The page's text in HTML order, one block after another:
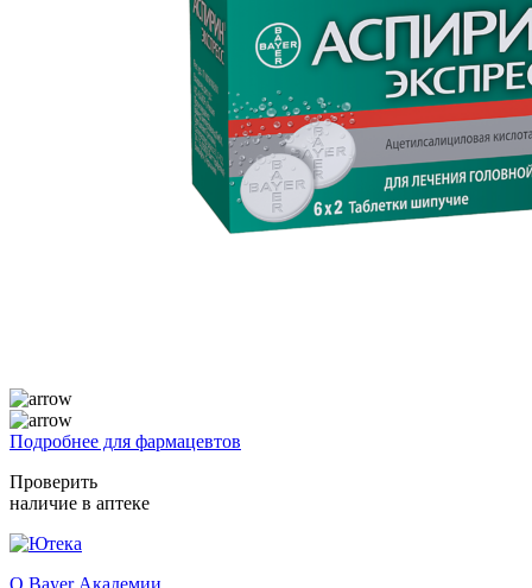
Подробнее для фармацевтов
Проверить
наличие в аптеке
О Bayer Академии